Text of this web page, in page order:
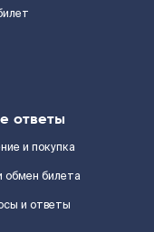
ответы
и покупка
обмен билета
и ответы